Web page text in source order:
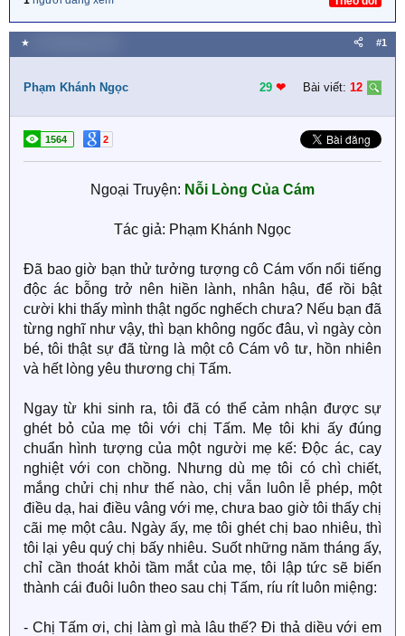
★ #1
Phạm Khánh Ngọc 29 ❤︎ Bài viết: 12
1564 2
Ngoại Truyện: Nỗi Lòng Của Cám
Tác giả: Phạm Khánh Ngọc​
Đã bao giờ bạn thử tưởng tượng cô Cám vốn nổi tiếng
độc ác bỗng trở nên hiền lành, nhân hậu, để rồi bật
cười khi thấy mình thật ngốc nghếch chưa? Nếu bạn đã
từng nghĩ như vậy, thì bạn không ngốc đâu, vì ngày còn
bé, tôi thật sự đã từng là một cô Cám vô tư, hồn nhiên
và hết lòng yêu thương chị Tấm.
Ngay từ khi sinh ra, tôi đã có thể cảm nhận được sự
ghét bỏ của mẹ tôi với chị Tấm. Mẹ tôi khi ấy đúng
chuẩn hình tượng của một người mẹ kế: Độc ác, cay
nghiệt với con chồng. Nhưng dù mẹ tôi có chì chiết,
mắng chửi chị như thế nào, chị vẫn luôn lễ phép, một
điều dạ, hai điều vâng với mẹ, chưa bao giờ tôi thấy chị
cãi mẹ một câu. Ngày ấy, mẹ tôi ghét chị bao nhiêu, thì
tôi lại yêu quý chị bấy nhiêu. Suốt những năm tháng ấy,
chỉ cần thoát khỏi tầm mắt của mẹ, tôi lập tức sẽ biến
thành cái đuôi luôn theo sau chị Tấm, ríu rít luôn miệng:
- Chị Tấm ơi, chị làm gì mà lâu thế? Đi thả diều với em